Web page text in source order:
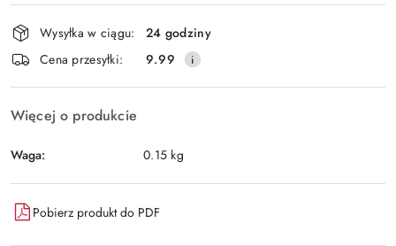
Wyślij
Dostępność
i
dostawa
Wysyłka w ciągu:
24 godziny
Cena przesyłki:
9.99
Więcej o produkcie
Waga: 0.15 kg
Pobierz produkt do PDF